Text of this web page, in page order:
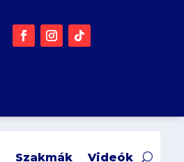
Szakmák Videók